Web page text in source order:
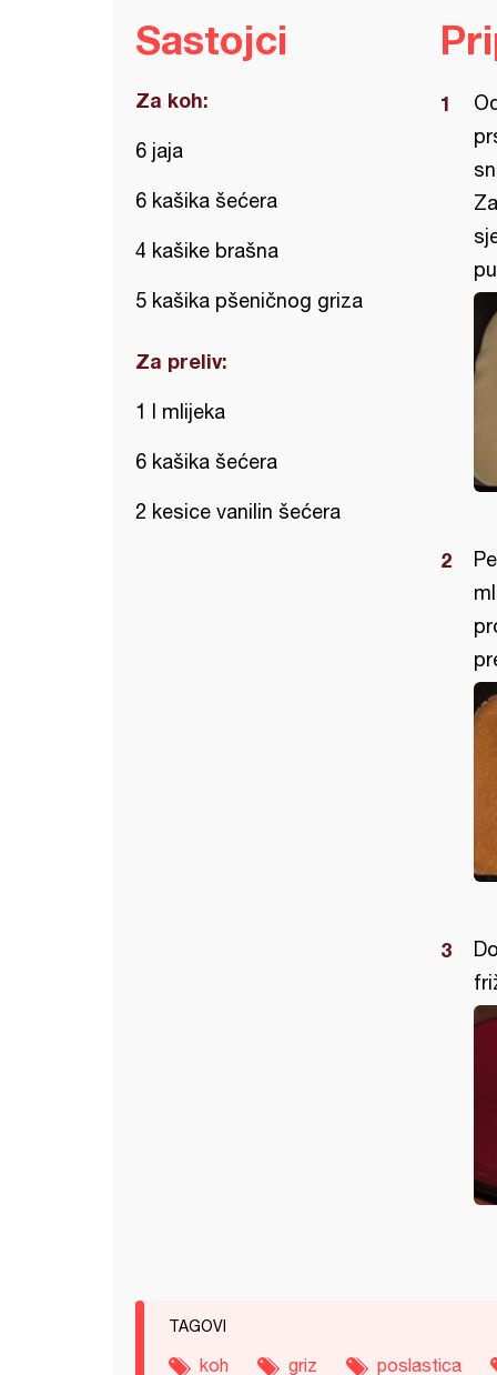
Sastojci
Za koh:
6 jaja
6 kašika šećera
4 kašike brašna
5 kašika pšeničnog griza
Za preliv:
1 l mlijeka
6 kašika šećera
2 kesice vanilin šećera
TAGOVI
koh griz poslastica